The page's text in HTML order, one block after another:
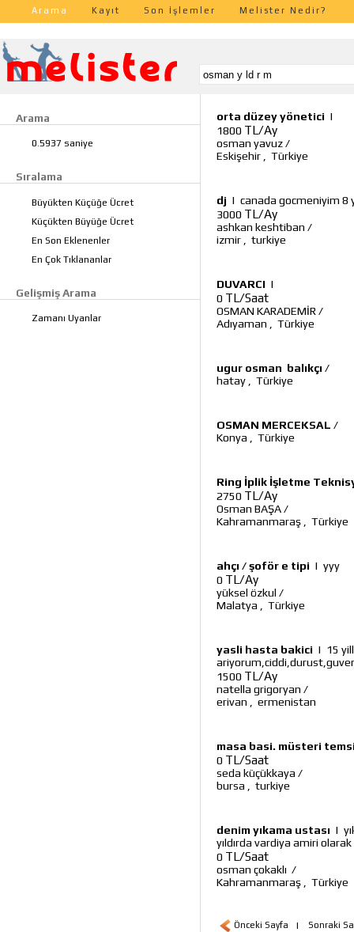
Arama Kayıt Son İşlemler Melister Nedir?
Arama
0.5937 saniye
Sıralama
Büyükten Küçüğe Ücret
Küçükten Büyüğe Ücret
En Son Eklenenler
En Çok Tıklananlar
Gelişmiş Arama
Zamanı Uyanlar
orta düzey yönetici |
1800 TL/Ay
osman yavuz/
Eskişehir
Türkiye
dj | canada gocmeniyim 8
3000 TL/Ay
ashkan keshtiban /
izmir
turkiye
DUVARCI |
0 TL/Saat
OSMAN KARADEMİR /
Adıyaman
Türkiye
ugur osman balıkçı /
hatay
Türkiye
OSMAN MERCEKSAL /
Konya
Türkiye
Ring İplik İşletme
2750 TL/Ay
Osman BAŞA/
Kahramanmaraş
Türkiye
ahçı / şoför e tipi | yyy
0 TL/Ay
yüksel özkul /
Malatya
Türkiye
yasli hasta bakici | 15
1500 TL/Ay
natella grigoryan /
erivan
ermenistan
masa basi. müsteri
0 TL/Saat
seda küçükkaya /
bursa
turkiye
denim yıkama ustası |
yıldırda vardiya amiri olarak
0 TL/Saat
osman çokaklı /
Kahramanmaraş
Türkiye
Önceki Sayfa | Sonraki